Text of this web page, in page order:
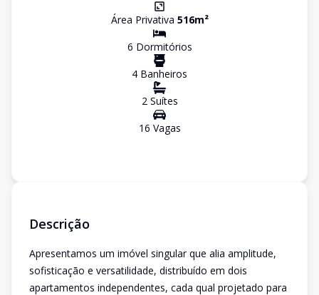
Área Privativa 516m²
6 Dormitórios
4 Banheiros
2Suítes
16 Vagas
Descrição
Apresentamos um imóvel singular que alia amplitude,
sofisticação e versatilidade, distribuído em dois
apartamentos independentes, cada qual projetado para